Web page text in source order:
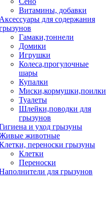
Витамины, добавки
Аксессуары для содержания
Гамаки,тоннели
Домики
Игрушки
Колеса,прогулочные
шары
Купалки
Миски,кормушки,поилки
Туалеты
Шлейки,поводки для
грызунов
и уход грызуны
животные
переноски грызуны
Клетки
Переноски
для грызунов